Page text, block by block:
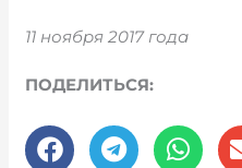
11 ноября 2017 года
ПОДЕЛИТЬСЯ: